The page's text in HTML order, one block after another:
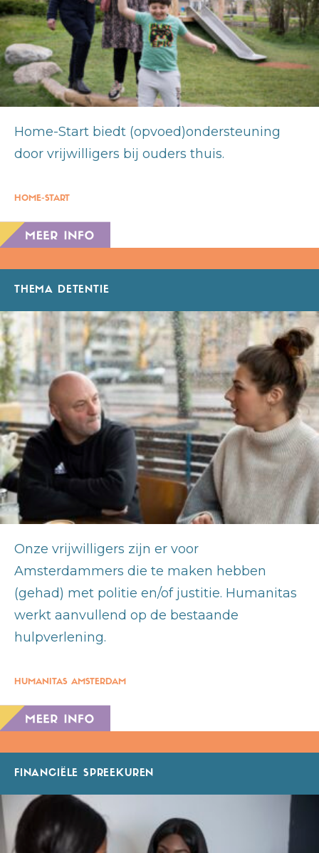
Home-Start biedt (opvoed)ondersteuning
door vrijwilligers bij ouders thuis.
HOME-START
THEMA DETENTIE
Onze vrijwilligers zijn er voor
Amsterdammers die te maken hebben
(gehad) met politie en/of justitie. Humanitas
werkt aanvullend op de bestaande
hulpverlening.
HUMANITAS AMSTERDAM
FINANCIËLE SPREEKUREN